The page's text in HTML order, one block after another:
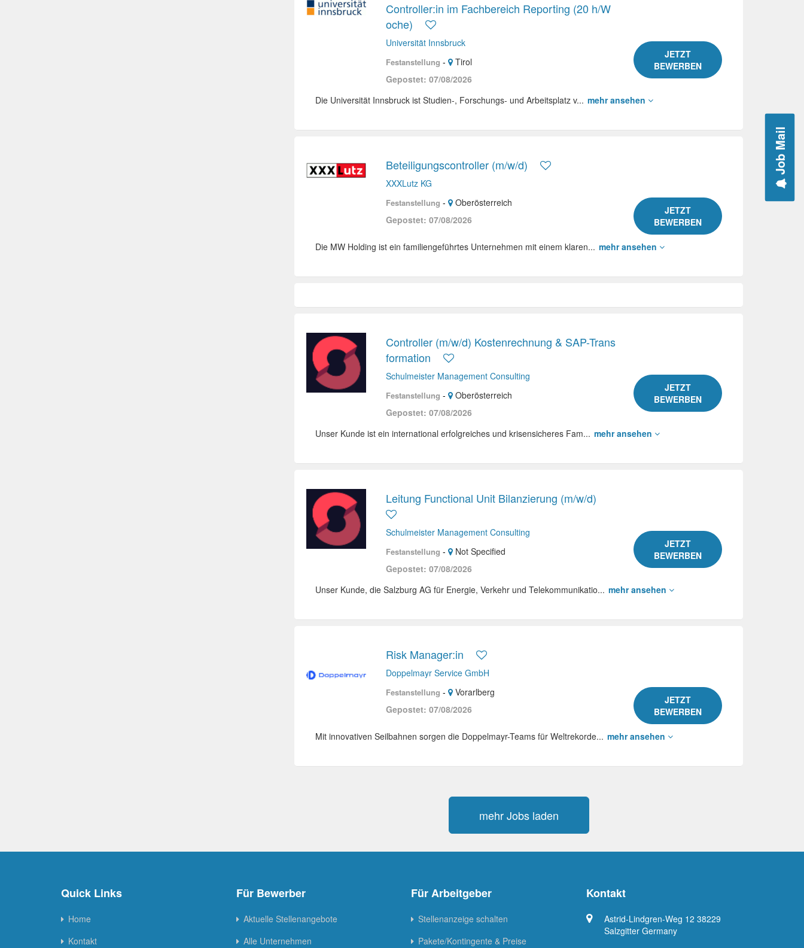
Job Mail
Controller:in im Fachbereich Reporting (20 h/W
oche)
Universität Innsbruck
Festanstellung - Tirol
Gepostet: 07/08/2026
JETZT
BEWERBEN
Die Universität Innsbruck ist Studien-, Forschungs- und Arbeitsplatz v... mehr ansehen
Beteiligungscontroller (m/w/d)
XXXLutz KG
Festanstellung - Oberösterreich
Gepostet: 07/08/2026
JETZT
BEWERBEN
Die MW Holding ist ein familiengeführtes Unternehmen mit einem klaren... mehr ansehen
Controller (m/w/d) Kostenrechnung & SAP-Trans
formation
Schulmeister Management Consulting
Festanstellung - Oberösterreich
Gepostet: 07/08/2026
JETZT
BEWERBEN
Unser Kunde ist ein international erfolgreiches und krisensicheres Fam... mehr ansehen
Leitung Functional Unit Bilanzierung (m/w/d)
Schulmeister Management Consulting
Festanstellung -
Not Specified
Gepostet: 07/08/2026
JETZT
BEWERBEN
Unser Kunde, die Salzburg AG für Energie, Verkehr und Telekommunikatio... mehr ansehen
Risk Manager:in
Doppelmayr Service GmbH
Festanstellung - Vorarlberg
Gepostet: 07/08/2026
JETZT
BEWERBEN
Mit innovativen Seilbahnen sorgen die Doppelmayr-Teams für Weltrekorde... mehr ansehen
mehr Jobs laden
Quick Links
Home
Kontakt
Für Bewerber
Aktuelle Stellenangebote
Alle Unternehmen
Für Arbeitgeber
Stellenanzeige schalten
Pakete/Kontingente & Preise
Kontakt
Astrid-Lindgren-Weg 12 38229
Salzgitter Germany